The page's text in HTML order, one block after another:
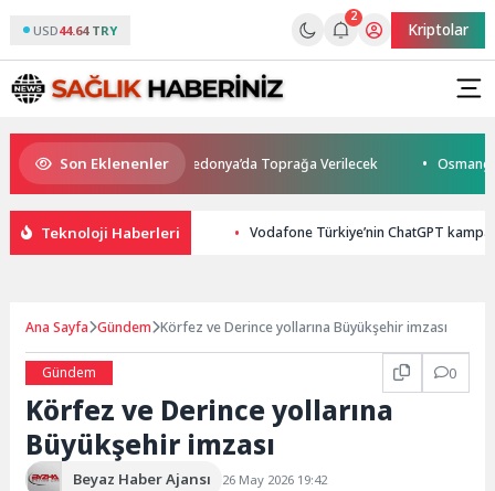
USD44.64 TRY
2
Kriptolar
Son Eklenenler
Kaybetti: Kuzey Makedonya’da Toprağa Verilecek
Teknoloji Haberleri Vodafone Türkiye’nin ChatGPT
Ana Sayfa Gündem Körfez ve Derince yollarına Büyükşehir imzası
Gündem 0
Körfez ve Derince yollarına
Büyükşehir imzası
Beyaz Haber Ajansı
26 May 2026 19:42